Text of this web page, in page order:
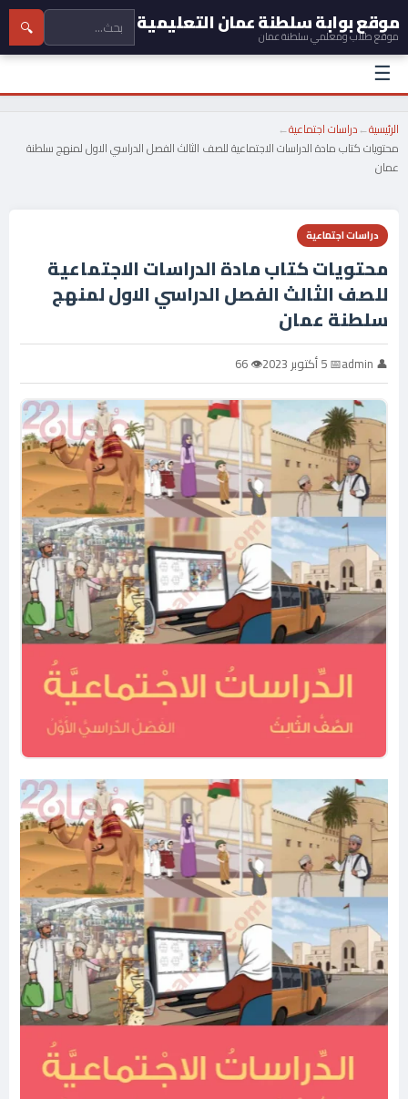
موقع بوابة سلطنة عمان التعليمية
موقع طلاب ومعلمي سلطنة عمان 🔍
☰
الرئيسية←دراسات اجتماعية←
محتويات كتاب مادة الدراسات الاجتماعية للصف الثالث الفصل الدراسي الاول لمنهج سلطنة
عمان
دراسات اجتماعية
محتويات كتاب مادة الدراسات الاجتماعية
للصف الثالث الفصل الدراسي الاول لمنهج
سلطنة عمان
👤 admin 📅 5 أكتوبر 2023 👁 66